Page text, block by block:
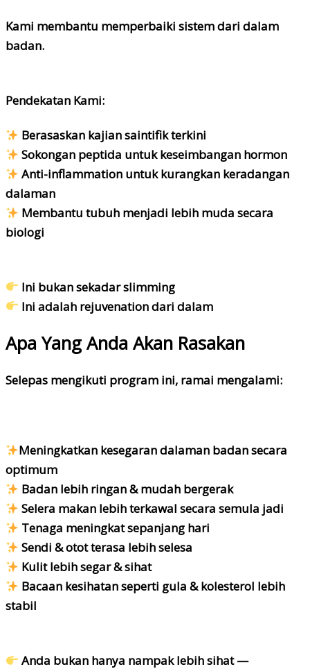
Kami membantu memperbaiki sistem dari dalam
badan.
Pendekatan Kami:
Berasaskan kajian saintifik terkini
Sokongan peptida untuk keseimbangan hormon
Anti-inflammation untuk kurangkan keradangan
dalaman
Membantu tubuh menjadi lebih muda secara
biologi
Ini bukan sekadar slimming
Ini adalah rejuvenation dari dalam
Apa Yang Anda Akan Rasakan
Selepas mengikuti program ini, ramai mengalami:
Meningkatkan kesegaran dalaman badan secara
optimum
Badan lebih ringan & mudah bergerak
Selera makan lebih terkawal secara semula jadi
Tenaga meningkat sepanjang hari
Sendi & otot terasa lebih selesa
Kulit lebih segar & sihat
Bacaan kesihatan seperti gula & kolesterol lebih
stabil
Anda bukan hanya nampak lebih sihat —